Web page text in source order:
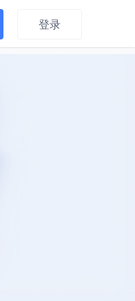
登录